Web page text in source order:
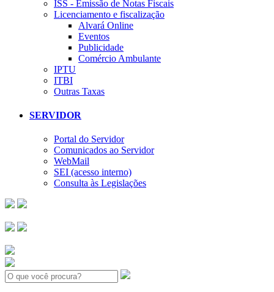
ISS - Emissão de Notas Fiscais
Licenciamento e fiscalização
Alvará Online
Eventos
Publicidade
Comércio Ambulante
IPTU
ITBI
Outras Taxas
SERVIDOR
Portal do Servidor
Comunicados ao Servidor
WebMail
SEI (acesso interno)
Consulta às Legislações
Search: